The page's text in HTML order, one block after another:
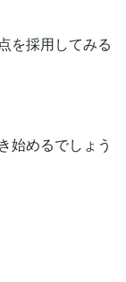
を採用してみる
始めるでしょう